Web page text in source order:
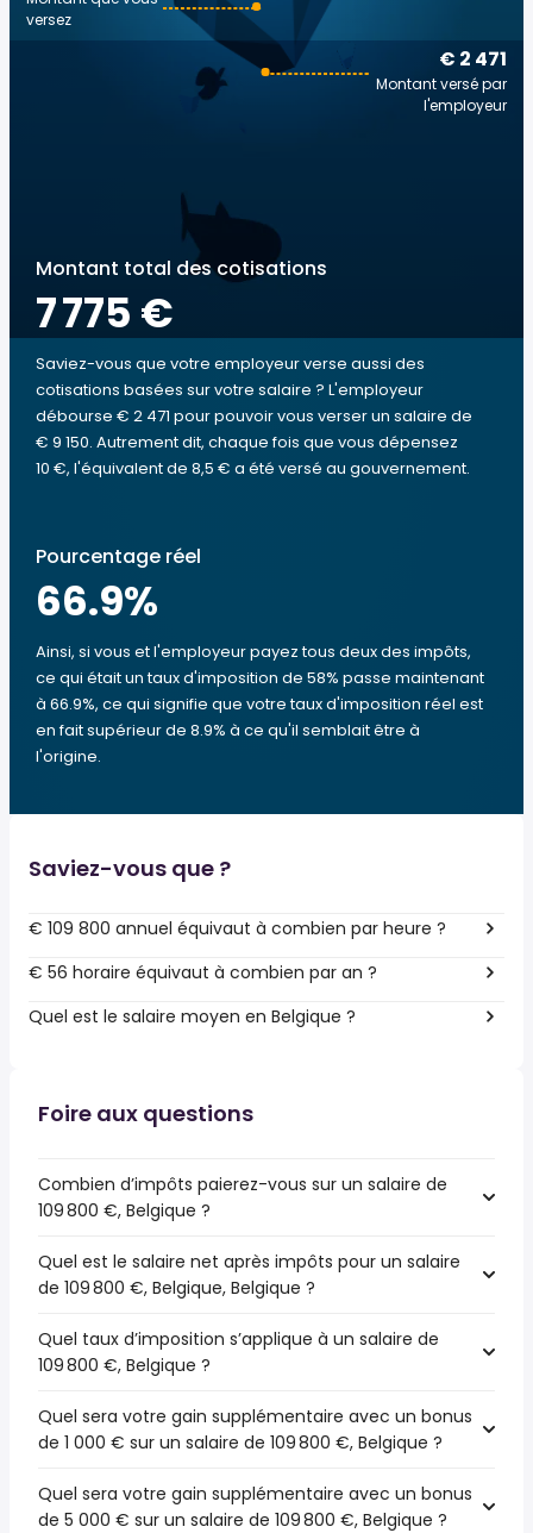
€ 2 471
Montant versé par
l'employeur
versez
Montant total des cotisations
7 775 €
Saviez-vous que votre employeur verse aussi des
cotisations basées sur votre salaire ? L'employeur
débourse € 2 471 pour pouvoir vous verser un salaire de
€ 9 150. Autrement dit, chaque fois que vous dépensez
10 €, l'équivalent de 8,5 € a été versé au gouvernement.
Pourcentage réel
66.9%
Ainsi, si vous et l'employeur payez tous deux des impôts,
ce qui était un taux d'imposition de 58% passe maintenant
à 66.9%, ce qui signifie que votre taux d'imposition réel est
en fait supérieur de 8.9% à ce qu'il semblait être à
l'origine.
Saviez-vous que ?
€ 109 800 annuel équivaut à combien par heure ?
€ 56 horaire équivaut à combien par an ?
Quel est le salaire moyen en Belgique ?
Foire aux questions
Combien d’impôts paierez-vous sur un salaire de
109 800 €, Belgique ?
Quel est le salaire net après impôts pour un salaire
de 109 800 €, Belgique, Belgique ?
Quel taux d’imposition s’applique à un salaire de
109 800 €, Belgique ?
Quel sera votre gain supplémentaire avec un bonus
de 1 000 € sur un salaire de 109 800 €, Belgique ?
Quel sera votre gain supplémentaire avec un bonus
de 5 000 € sur un salaire de 109 800 €, Belgique ?